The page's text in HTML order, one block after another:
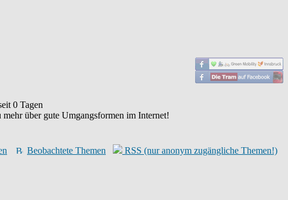
0 Tagen
über gute Umgangsformen im Internet!
Beobachtete Themen RSS (nur anonym zugängliche Themen!)